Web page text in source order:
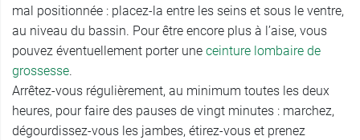
mal positionnée : placez-la entre les seins et sous le ventre,
au niveau du bassin. Pour être encore plus à l’aise, vous
pouvez éventuellement porter une ceinture lombaire de
grossesse.
Arrêtez-vous régulièrement, au minimum toutes les deux
heures, pour faire des pauses de vingt minutes : marchez,
dégourdissez-vous les jambes, étirez-vous et prenez